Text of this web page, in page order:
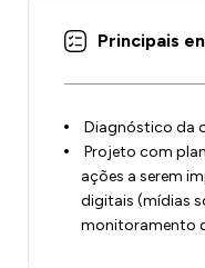
Principais
Diagnóstico da
Projeto com
ações a serem
digitais (mídias
monitoramento